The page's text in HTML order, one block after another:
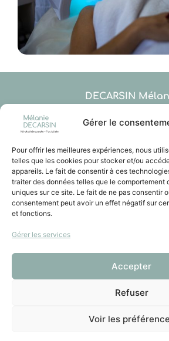
Gérer le
Pour offrir les meilleures expériences, nous
telles que les cookies pour stocker et/ou
appareils. Le fait de consentir à ces
traiter des données telles que le comportement
uniques sur ce site. Le fait de ne pas consentir
consentement peut avoir un effet négatif sur
et fonctions.
Gérer les services
Accepter
Refuser
Voir les
DECARSIN
Facialiste
23 années d’expérience
Specialiste epiderme
bordeaux
Bordeaux
KEROTHERAPEUTE